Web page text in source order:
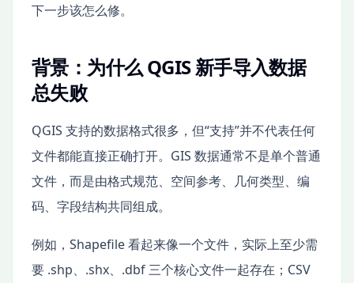
下一步该怎么修。
背景：为什么 QGIS 新手导入数据
总失败
QGIS 支持的数据格式很多，但“支持”并不代表任何
文件都能直接正确打开。GIS 数据通常不是单个普通
文件，而是由格式规范、空间参考、几何类型、编
码、字段结构共同组成。
例如，Shapefile 看起来像一个文件，实际上至少需
要 .shp、.shx、.dbf 三个核心文件一起存在；CSV